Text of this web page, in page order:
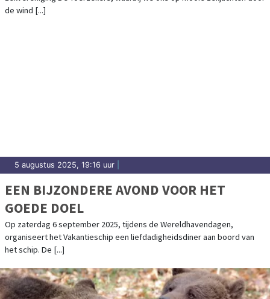
de wind [...]
5 augustus 2025, 19:16 uur
EEN BIJZONDERE AVOND VOOR HET
GOEDE DOEL
Op zaterdag 6 september 2025, tijdens de Wereldhavendagen,
organiseert het Vakantieschip een liefdadigheidsdiner aan boord van
het schip. De [...]